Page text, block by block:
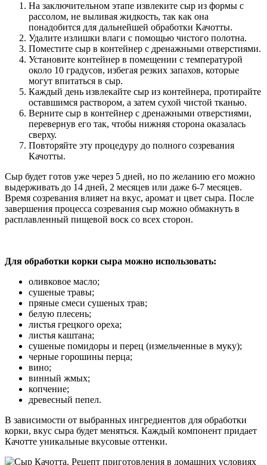
На заключительном этапе извлеките сыр из формы с
рассолом, не выливая жидкость, так как она
понадобится для дальнейшей обработки Качотты.
Удалите излишки влаги с помощью чистого полотна.
Поместите сыр в контейнер с дренажными отверстиями.
Установите контейнер в помещении с температурой
около 10 градусов, избегая резких запахов, которые
могут впитаться в сыр.
Каждый день извлекайте сыр из контейнера, протирайте
оставшимся раствором, а затем сухой чистой тканью.
Верните сыр в контейнер с дренажными отверстиями,
перевернув его так, чтобы нижняя сторона оказалась
сверху.
Повторяйте эту процедуру до полного созревания
Качотты.
Сыр будет готов уже через 5 дней, но по желанию его можно
выдерживать до 14 дней, 2 месяцев или даже 6-7 месяцев.
Время созревания влияет на вкус, аромат и цвет сыра. После
завершения процесса созревания сыр можно обмакнуть в
расплавленный пищевой воск со всех сторон.
Для обработки корки сыра можно использовать:
оливковое масло;
сушеные травы;
пряные смеси сушеных трав;
белую плесень;
листья грецкого ореха;
листья каштана;
сушеные помидоры и перец (измельченные в муку);
черные горошины перца;
вино;
винный жмых;
копчение;
древесный пепел.
В зависимости от выбранных ингредиентов для обработки
корки, вкус сыра будет меняться. Каждый компонент придает
Качотте уникальные вкусовые оттенки.